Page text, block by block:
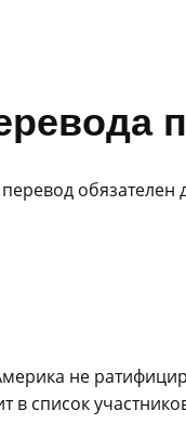
обязателен
не
в список